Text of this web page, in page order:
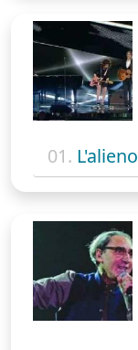
01. L'alieno